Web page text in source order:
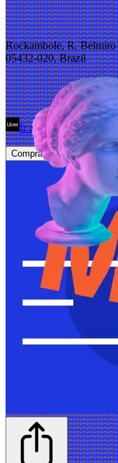
Rockambole, R. Belmiro
05432-020, Brazil
Ir de Uber Abrir
Comprar Ingressos